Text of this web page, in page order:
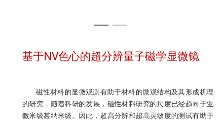
基于NV色心的超分辨量子磁学显微镜
磁性材料的显微观测有助于材料的微观结构及其形成机理
的研究，随着科研的发展，磁性材料研究的尺度已经趋向于亚
微米级甚纳米级。因此，超高分辨和超高灵敏度的测试有助于